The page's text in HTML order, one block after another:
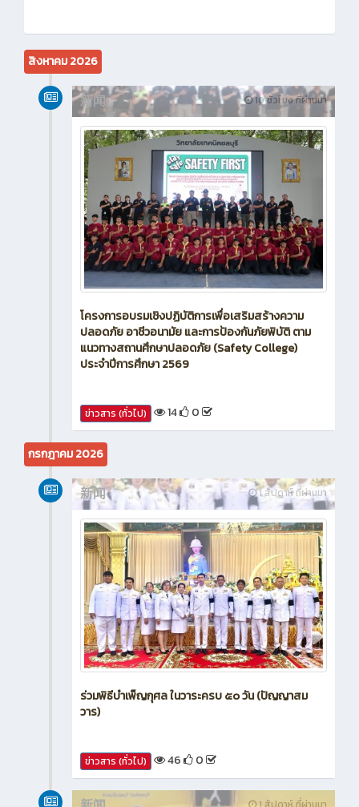
สิงหาคม 2026
10 ชั่วโมง ที่ผ่านมา
新闻
โครงการอบรมเชิงปฏิบัติการเพื่อเสริมสร้างความ
ปลอดภัย อาชีวอนามัย และการป้องกันภัยพิบัติ ตาม
แนวทางสถานศึกษาปลอดภัย (Safety College)
ประจำปีการศึกษา 2569
ข่าวสาร (ทั่วไป) 14 0
กรกฎาคม 2026
1 สัปดาห์ ที่ผ่านมา
新闻
ร่วมพิธีบำเพ็ญกุศล ในวาระครบ ๕๐ วัน (ปัญญาสม
วาร)
ข่าวสาร (ทั่วไป) 46 0